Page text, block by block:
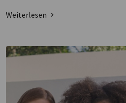
Weiterlesen